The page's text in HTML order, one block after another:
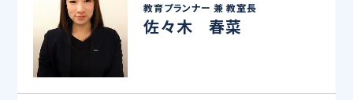
教育プランナー 兼教室長
佐々木 春菜